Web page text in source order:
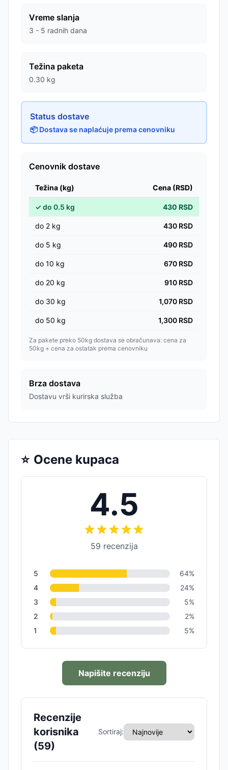
Vreme slanja
3 - 5 radnih dana
Težina paketa
0.30 kg
Status dostave
📦 Dostava se naplaćuje prema cenovniku
Cenovnik dostave
Težina (kg) Cena (RSD)
✓do 0.5 kg 430 RSD
do 2 kg 430 RSD
do 5 kg 490 RSD
do 10 kg 670 RSD
do 20 kg 910 RSD
do 30 kg 1,070 RSD
do 50 kg 1,300 RSD
Za pakete preko 50kg dostava se obračunava: cena za
50kg + cena za ostatak prema cenovniku
Brza dostava
Dostavu vrši kurirska služba
⭐ Ocene kupaca
4.5
59 recenzija
5 64%
4
24%
3
5%
2
2%
1
5%
Napišite recenziju
Recenzije
korisnika
(59)
Sortiraj: